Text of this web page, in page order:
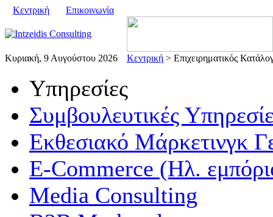
Κεντρική Επικοινωνία
Κυριακή, 9 Αυγούστου 2026 Κεντρική > Επιχειρηματικός
Υπηρεσίες
Συμβουλευτικές
Εκθεσιακό Μάρκετινγκ
E-Commerce (Ηλ.
Media Consulting